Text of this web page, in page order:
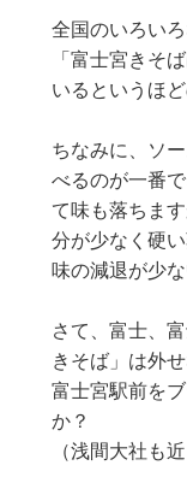
全国のいろい
「富士宮きそ
いるというほ
ちなみに、ソ
べるのが一番
て味も落ちま
分が少なく硬
味の減退が少
さて、富士、
きそば」は外
富士宮駅前を
か？
（浅間大社も